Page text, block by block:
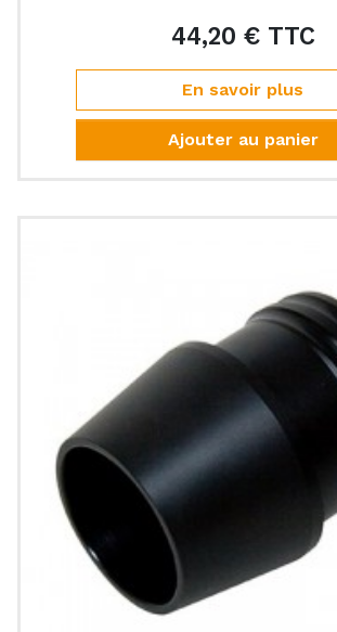
44,20 € TTCPrix
En savoir plus
Ajouter au panier